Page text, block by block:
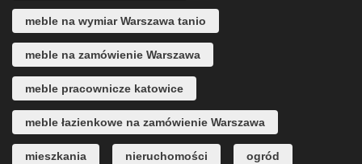
meble na wymiar Warszawa tanio
meble na zamówienie Warszawa
meble pracownicze katowice
meble łazienkowe na zamówienie Warszawa
mieszkania nieruchomości ogród